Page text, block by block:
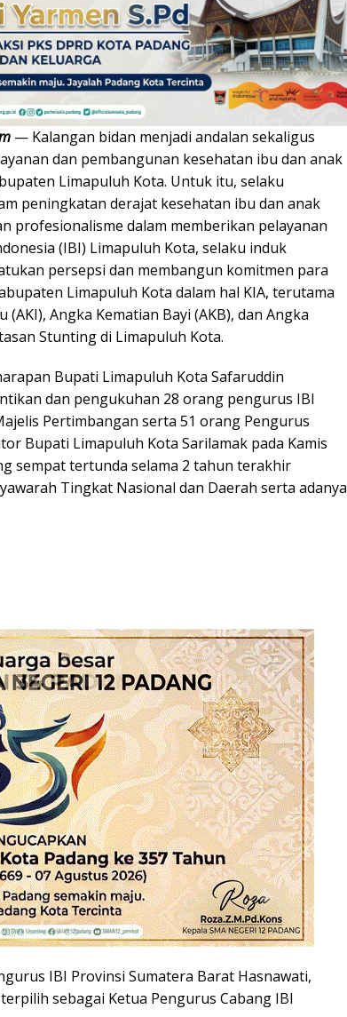
— Kalangan bidan menjadi andalan sekaligus
dan pembangunan kesehatan ibu dan anak
Limapuluh Kota. Untuk itu, selaku
peningkatan derajat kesehatan ibu dan anak
profesionalisme dalam memberikan pelayanan
(IBI) Limapuluh Kota, selaku induk
persepsi dan membangun komitmen para
Limapuluh Kota dalam hal KIA, terutama
Angka Kematian Bayi (AKB), dan Angka
Stunting di Limapuluh Kota.
Bupati Limapuluh Kota Safaruddin
dan pengukuhan 28 orang pengurus IBI
Pertimbangan serta 51 orang Pengurus
Bupati Limapuluh Kota Sarilamak pada Kamis
sempat tertunda selama 2 tahun terakhir
Tingkat Nasional dan Daerah serta adanya
IBI Provinsi Sumatera Barat Hasnawati,
terpilih sebagai Ketua Pengurus Cabang IBI